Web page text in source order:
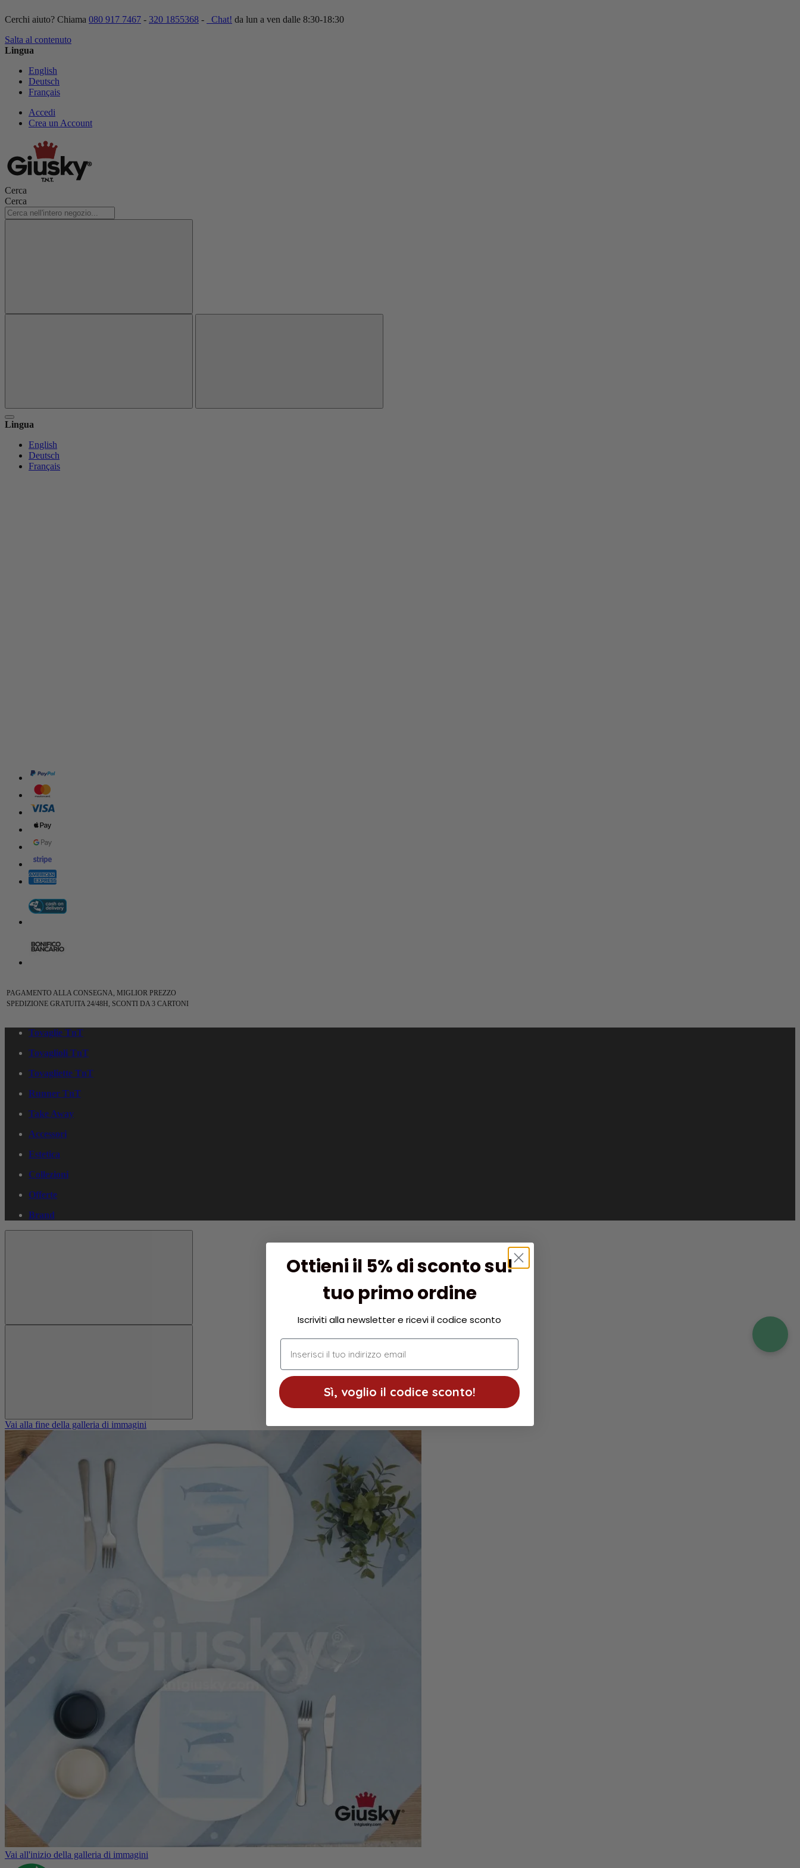
Cerchi aiuto? Chiama 080 917 7467 - 320 1855368 - Chat! da lun a ven dalle 8:30-18:30
Salta al contenuto
Lingua
English
Deutsch
Français
Accedi
Crea un Account
Cerca
Cerca
Lingua
English
Deutsch
Français
PAGAMENTO ALLA CONSEGNA, MIGLIOR PREZZO
SPEDIZIONE GRATUITA 24/48H, SCONTI DA 3 CARTONI
Tovaglie TnT
Tovaglioli TnT
Tovagliette TnT
Runner TnT
Take Away
Accessori
Estetica
Collezioni
Offerte
Brand
Vai alla fine della galleria di immagini
Vai all'inizio della galleria di immagini
Ottieni il 5% di sconto sul
tuo primo ordine
Iscriviti alla newsletter e ricevi il codice sconto
indirizzo email
Sì, voglio il codice sconto!